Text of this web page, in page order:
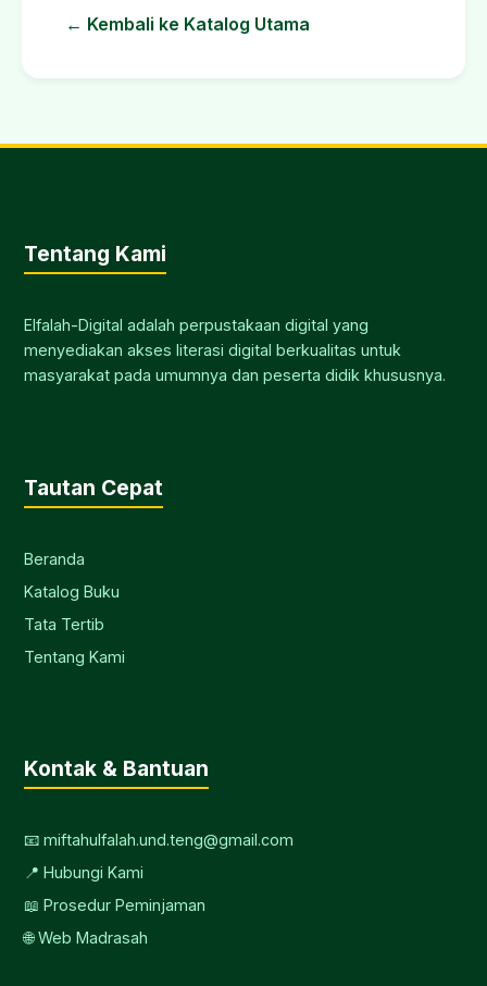
← Kembali ke Katalog Utama
Tentang Kami
Elfalah-Digital adalah perpustakaan digital yang
menyediakan akses literasi digital berkualitas untuk
masyarakat pada umumnya dan peserta didik khususnya.
Tautan Cepat
Beranda
Katalog Buku
Tata Tertib
Tentang Kami
Kontak & Bantuan
📧 miftahulfalah.und.teng@gmail.com
📍 Hubungi Kami
📖 Prosedur Peminjaman
🌐 Web Madrasah